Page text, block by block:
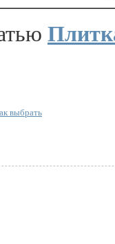
выбрать